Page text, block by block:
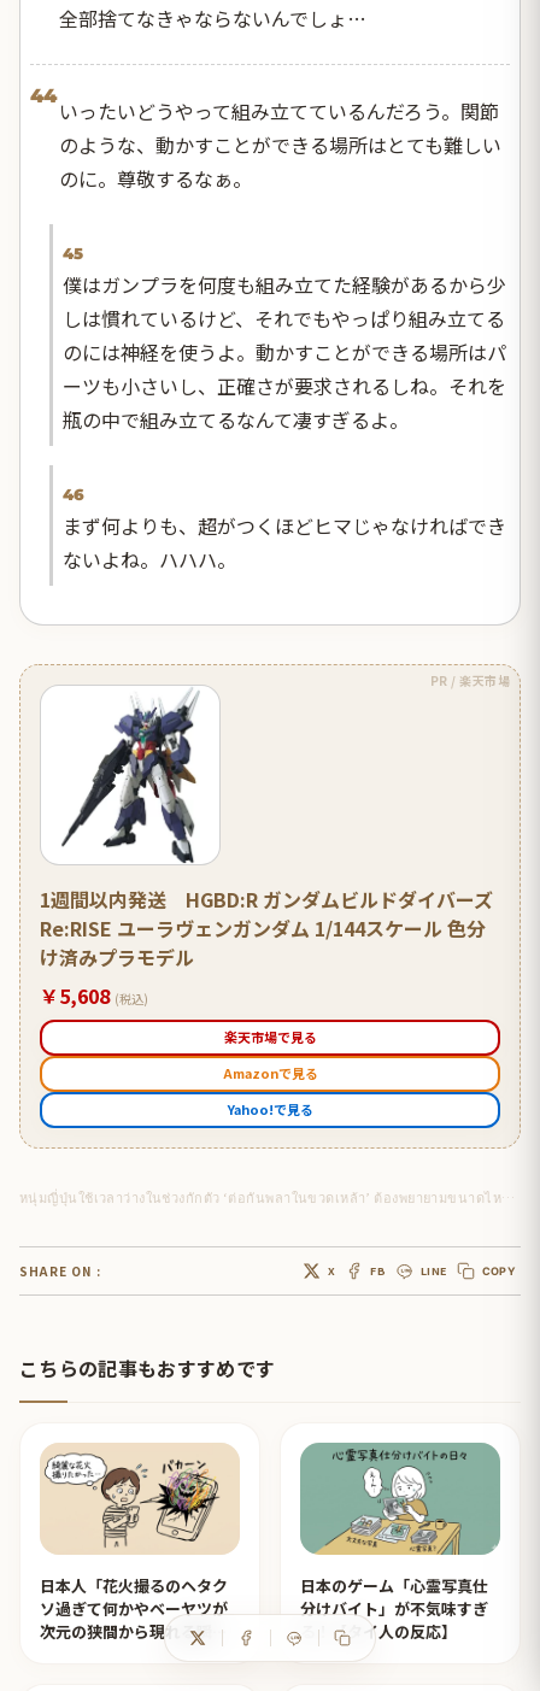
全部捨てなきゃならないんでしょ…
44
いったいどうやって組み立てているんだろう。関節
のような、動かすことができる場所はとても難しい
のに。尊敬するなぁ。
45
僕はガンプラを何度も組み立てた経験があるから少
しは慣れているけど、それでもやっぱり組み立てる
のには神経を使うよ。動かすことができる場所はパ
ーツも小さいし、正確さが要求されるしね。それを
瓶の中で組み立てるなんて凄すぎるよ。
46
まず何よりも、超がつくほどヒマじゃなければでき
ないよね。ハハハ。
PR / 楽天市場
1週間以内発送 HGBD:R ガンダムビルドダイバーズ
Re:RISE ユーラヴェンガンダム 1/144スケール 色分
け済みプラモデル
￥5,608 (税込)
楽天市場で見る
Amazonで見る
Yahoo!で見る
หนุ่มญี่ปุ่นใช้เวลาว่างในช่วงกักตัว ‘ต่อกันพลาในขวดเหล้า’ ต้องพยายามขนาดไหนกันเนี่ย!?
SHARE ON : X FB LINE COPY
こちらの記事もおすすめです
日本人「花火撮るのヘタク
ソ過ぎて何かやベーヤツが
次元の狭間から現れる瞬間
みたいのが撮れた」ｗｗｗ
日本のゲーム「心霊写真仕
分けバイト」が不気味すぎ
る！【タイ人の反応】